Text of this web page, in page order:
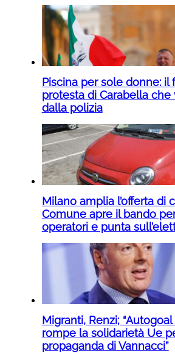
Piscina per sole donne: il
protesta di Carabella che
dalla polizia
Milano amplia l’offerta di
Comune apre il bando
operatori e punta
Migranti, Renzi;
rompe la solidarietà Ue
propaganda di Vannacci”